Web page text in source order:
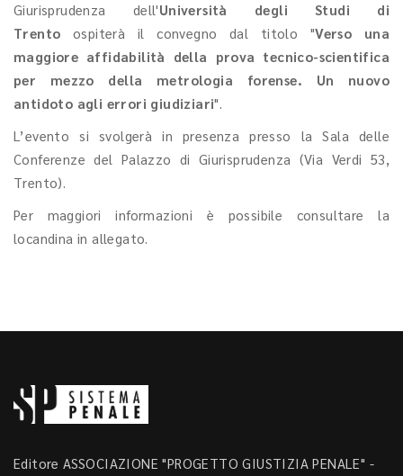
Giurisprudenza dell'Università degli Studi di
Trento ospiterà il convegno dal titolo "Verso una
maggiore affidabilità della prova tecnico-scientifica
per mezzo della metrologia forense. Un nuovo
antidoto agli errori giudiziari".
L’evento si svolgerà in presenza presso la Sala delle
Conferenze del Palazzo di Giurisprudenza (Via Verdi 53,
Trento).
Per maggiori informazioni è possibile consultare la
locandina in allegato.
Editore ASSOCIAZIONE "PROGETTO GIUSTIZIA PENALE" -